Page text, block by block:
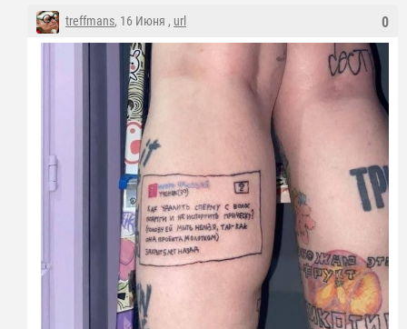
0
treffmans, 16 Июня , url